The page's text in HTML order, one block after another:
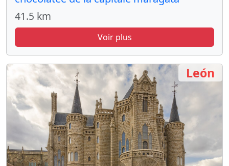
41.5 km
Voir plus
León